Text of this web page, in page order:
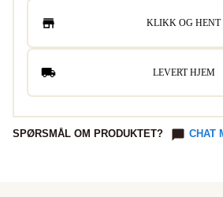
KLIKK OG HENT
LEVERT HJEM
SPØRSMÅL OM PRODUKTET? CHAT